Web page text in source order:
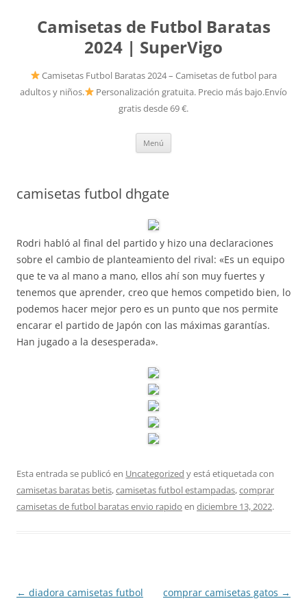
Camisetas de Futbol Baratas
2024 | SuperVigo
Camisetas Futbol Baratas 2024 – Camisetas de futbol para
adultos y niños.
Personalización gratuita. Precio más bajo.Envío
gratis desde 69 €.
Menú
camisetas futbol dhgate
Rodri habló al final del partido y hizo una declaraciones
sobre el cambio de planteamiento del rival: «Es un equipo
que te va al mano a mano, ellos ahí son muy fuertes y
tenemos que aprender, creo que hemos competido bien, lo
podemos hacer mejor pero es un punto que nos permite
encarar el partido de Japón con las máximas garantías.
Han jugado a la desesperada».
Esta entrada se publicó en Uncategorized y está etiquetada con
camisetas baratas betis,camisetas futbol estampadas,comprar
camisetas de futbol baratas envio rapido en diciembre 13, 2022.
Navegación
← diadora camisetas futbol comprar camisetas gatos →